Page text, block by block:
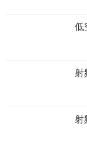
低
射
射